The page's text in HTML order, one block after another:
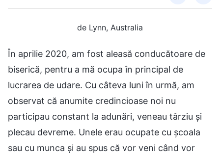
de Lynn, Australia
În aprilie 2020, am fost aleasă conducătoare de
biserică, pentru a mă ocupa în principal de
lucrarea de udare. Cu câteva luni în urmă, am
observat că anumite credincioase noi nu
participau constant la adunări, veneau târziu și
plecau devreme. Unele erau ocupate cu școala
sau cu munca și au spus că vor veni când vor